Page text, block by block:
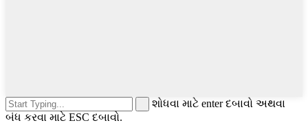
શોધવા માટે enter દબાવો અથવા
બંધ કરવા માટે ESC દબાવો.